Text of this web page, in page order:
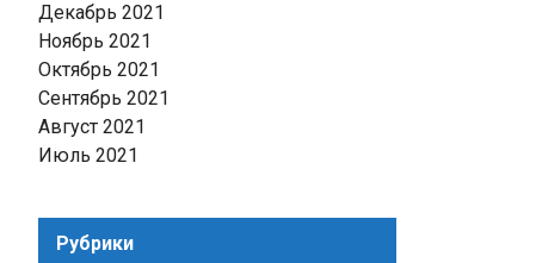
Декабрь 2021
Ноябрь 2021
Октябрь 2021
Сентябрь 2021
Август 2021
Июль 2021
Рубрики